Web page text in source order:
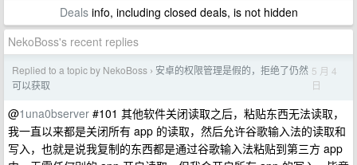
Dealsinfo, including closed deals, is not hidden
NekoBoss's recent replies
Replied to a topic by NekoBoss › 安卓的权限管理是假的，拒绝了仍然
可以获取
5 月 4
日
@1una0bserver #101 其他软件关闭读取之后，粘贴东西无法读取，
我一直以来都是关闭所有 app 的读取，然后允许谷歌输入法的读取和
写入，也就是说我复制的东西都是通过谷歌输入法粘贴到第三方 app